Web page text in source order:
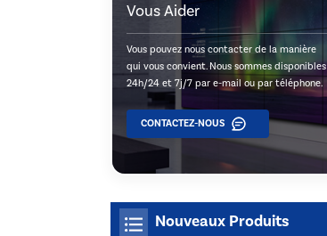
Vous Aider
Vous pouvez nous contacter de la manière
qui vous convient. Nous sommes disponibles
24h/24 et 7j/7 par e-mail ou par téléphone.
CONTACTEZ-NOUS
Nouveaux Produits